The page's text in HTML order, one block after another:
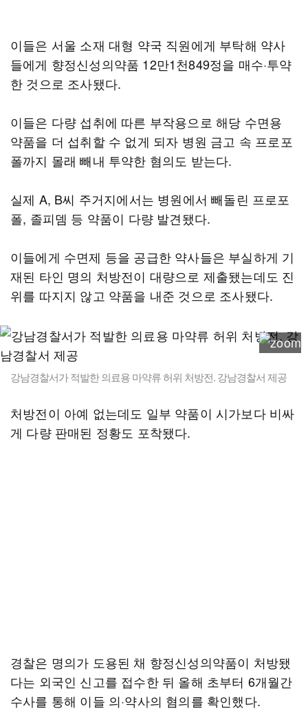
이들은 서울 소재 대형 약국 직원에게 부탁해 약사
들에게 향정신성의약품 12만1천849정을 매수·투약
한 것으로 조사됐다.
이들은 다량 섭취에 따른 부작용으로 해당 수면용
약품을 더 섭취할 수 없게 되자 병원 금고 속 프로포
폴까지 몰래 빼내 투약한 혐의도 받는다.
실제 A, B씨 주거지에서는 병원에서 빼돌린 프로포
폴, 졸피뎀 등 약품이 다량 발견됐다.
이들에게 수면제 등을 공급한 약사들은 부실하게 기
재된 타인 명의 처방전이 대량으로 제출됐는데도 진
위를 따지지 않고 약품을 내준 것으로 조사됐다.
강남경찰서가 적발한 의료용 마약류 허위 처방전. 강남경찰서 제공
처방전이 아예 없는데도 일부 약품이 시가보다 비싸
게 다량 판매된 정황도 포착됐다.
경찰은 명의가 도용된 채 향정신성의약품이 처방됐
다는 외국인 신고를 접수한 뒤 올해 초부터 6개월간
수사를 통해 이들 의·약사의 혐의를 확인했다.